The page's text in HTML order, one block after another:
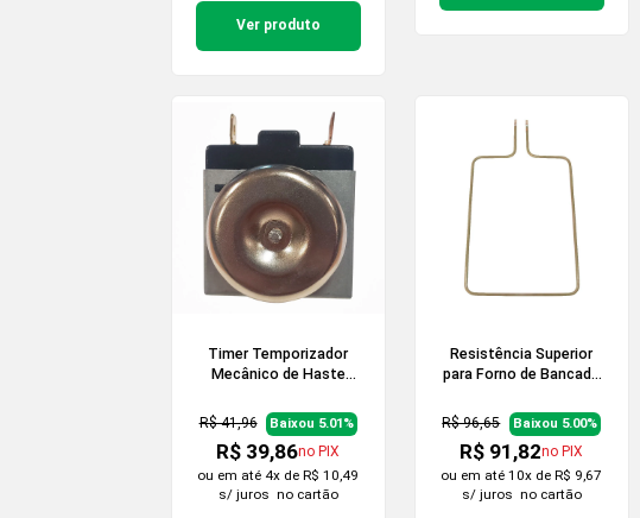
Ver produto
Timer Temporizador
Mecânico de Haste
Elétrico  120 Minutos
R$ 41,96 Baixou 5.01%
R$ 39,86no PIX
ou em até 4x de R$ 10,49
s/ juros no cartão
Resistência Superior
para Forno de Bancada
R$ 96,65 Baixou 5.00%
R$ 91,82no PIX
ou em até 10x de R$ 9,67
s/ juros no cartão